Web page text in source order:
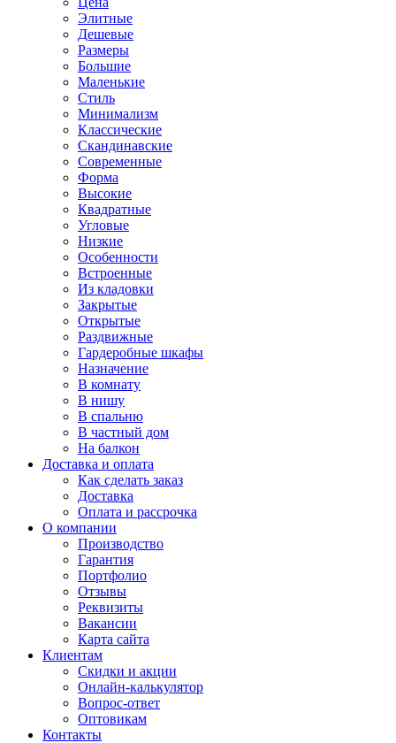
Элитные
Дешевые
Размеры
Большие
Маленькие
Стиль
Минимализм
Классические
Скандинавские
Современные
Форма
Высокие
Квадратные
Угловые
Низкие
Особенности
Встроенные
Из кладовки
Закрытые
Открытые
Раздвижные
Гардеробные шкафы
Назначение
В комнату
В нишу
В спальню
В частный дом
На балкон
Доставка и оплата
Как сделать заказ
Доставка
Оплата и рассрочка
О компании
Производство
Гарантия
Портфолио
Отзывы
Реквизиты
Вакансии
Карта сайта
Клиентам
Скидки и акции
Онлайн-калькулятор
Вопрос-ответ
Оптовикам
Контакты